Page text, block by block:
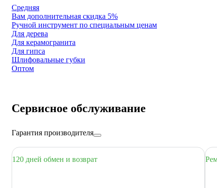
Средняя
Вам дополнительная скидка 5%
Ручной инструмент по специальным ценам
Для дерева
Для керамогранита
Для гипса
Шлифовальные губки
Оптом
Сервисное обслуживание
Гарантия производителя
120 дней обмен и возврат